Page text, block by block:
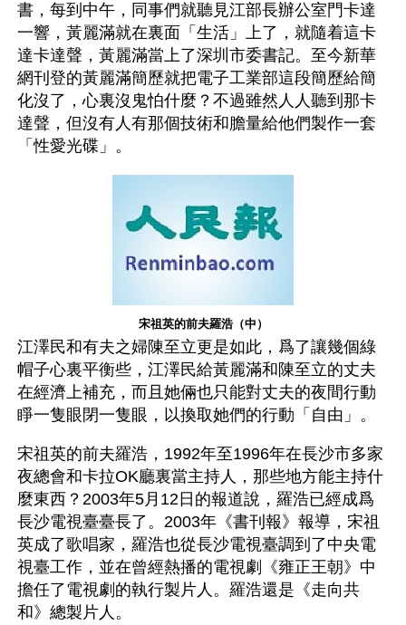
書，每到中午，同事們就聽見江部長辦公室門卡達
一響，黃麗滿就在裏面「生活」上了，就隨着這卡
達卡達聲，黃麗滿當上了深圳市委書記。至今新華
網刊登的黃麗滿簡歷就把電子工業部這段簡歷給簡
化沒了，心裏沒鬼怕什麼？不過雖然人人聽到那卡
達聲，但沒有人有那個技術和膽量給他們製作一套
「性愛光碟」。
宋祖英的前夫羅浩（中）
江澤民和有夫之婦陳至立更是如此，爲了讓幾個綠
帽子心裏平衡些，江澤民給黃麗滿和陳至立的丈夫
在經濟上補充，而且她倆也只能對丈夫的夜間行動
睜一隻眼閉一隻眼，以換取她們的行動「自由」。
宋祖英的前夫羅浩，1992年至1996年在長沙市多家
夜總會和卡拉OK廳裏當主持人，那些地方能主持什
麼東西？2003年5月12日的報道說，羅浩已經成爲
長沙電視臺臺長了。2003年《書刊報》報導，宋祖
英成了歌唱家，羅浩也從長沙電視臺調到了中央電
視臺工作，並在曾經熱播的電視劇《雍正王朝》中
擔任了電視劇的執行製片人。羅浩還是《走向共
和》總製片人。